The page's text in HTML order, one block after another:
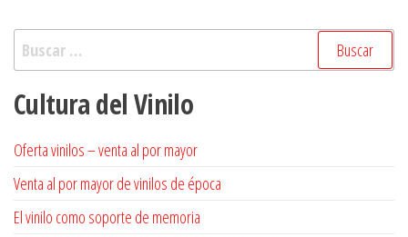
Buscar:
Cultura del Vinilo
Oferta vinilos – venta al por mayor
Venta al por mayor de vinilos de época
El vinilo como soporte de memoria